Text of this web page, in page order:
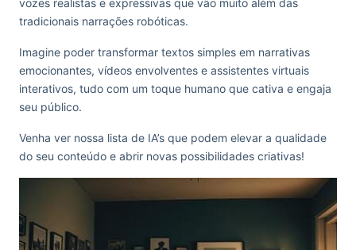
vozes realistas e expressivas que vão muito além das
tradicionais narrações robóticas.
Imagine poder transformar textos simples em narrativas
emocionantes, vídeos envolventes e assistentes virtuais
interativos, tudo com um toque humano que cativa e engaja
seu público.
Venha ver nossa lista de IA’s que podem elevar a qualidade
do seu conteúdo e abrir novas possibilidades criativas!